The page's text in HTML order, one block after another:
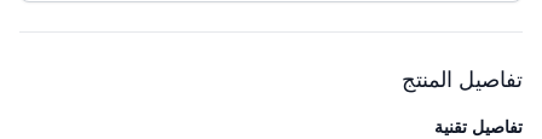
تفاصيل المنتج
تفاصيل تقنية